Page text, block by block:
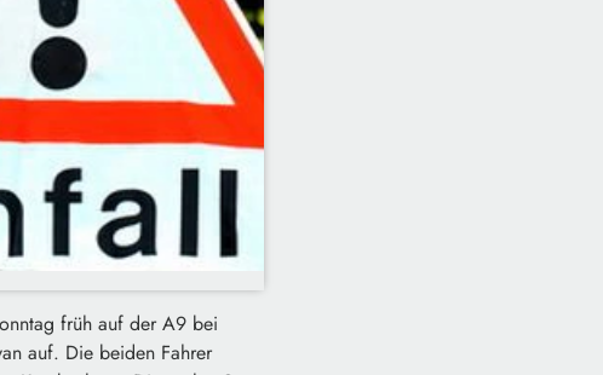
früh auf der A9 bei
auf. Die beiden Fahrer